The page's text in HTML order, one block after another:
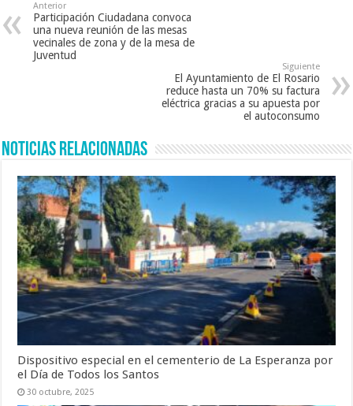
Anterior
Participación Ciudadana convoca
una nueva reunión de las mesas
vecinales de zona y de la mesa de
Juventud
Siguiente
El Ayuntamiento de El Rosario
reduce hasta un 70% su factura
eléctrica gracias a su apuesta por
el autoconsumo
Noticias Relacionadas
Dispositivo especial en el cementerio de La Esperanza por
el Día de Todos los Santos
30 octubre, 2025